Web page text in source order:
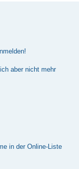
aber nicht mehr
in der Online-Liste